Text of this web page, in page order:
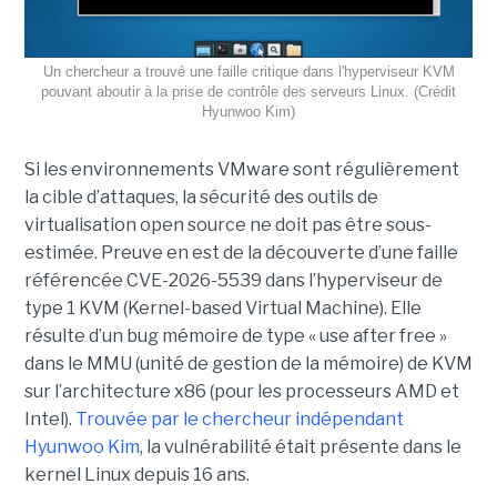
Un chercheur a trouvé une faille critique dans l'hyperviseur KVM
pouvant aboutir à la prise de contrôle des serveurs Linux. (Crédit
Hyunwoo Kim)
Si les environnements VMware sont régulièrement
la cible d’attaques, la sécurité des outils de
virtualisation open source ne doit pas être sous-
estimée. Preuve en est de la découverte d’une faille
référencée CVE-2026-5539 dans l’hyperviseur de
type 1 KVM (Kernel-based Virtual Machine). Elle
résulte d’un bug mémoire de type « use after free »
dans le MMU (unité de gestion de la mémoire) de KVM
sur l’architecture x86 (pour les processeurs AMD et
Intel). Trouvée par le chercheur indépendant
Hyunwoo Kim, la vulnérabilité était présente dans le
kernel Linux depuis 16 ans.